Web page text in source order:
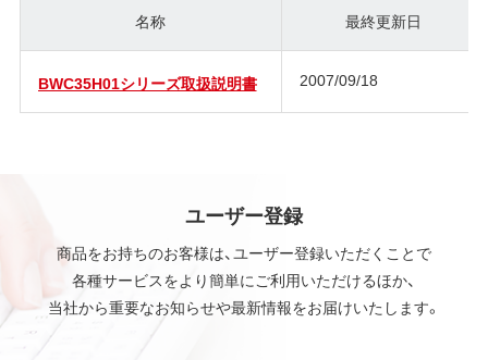
名称 最終更新日
BWC35H01シリーズ取扱説明書 2007/09/18
ユーザー登録
商品をお持ちのお客様は、ユーザー登録いただくことで
各種サービスをより簡単にご利用いただけるほか、
当社から重要なお知らせや最新情報をお届けいたします。